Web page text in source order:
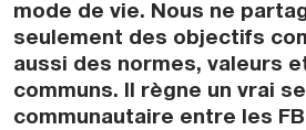
mode de vie. Nous ne
seulement des objectifs
aussi des normes, valeurs
communs. Il règne un vrai
communautaire entre les